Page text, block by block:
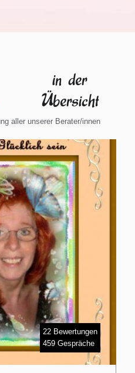
in der
Übersicht
aller unserer Berater/innen
22 Bewertungen
459 Gespräche